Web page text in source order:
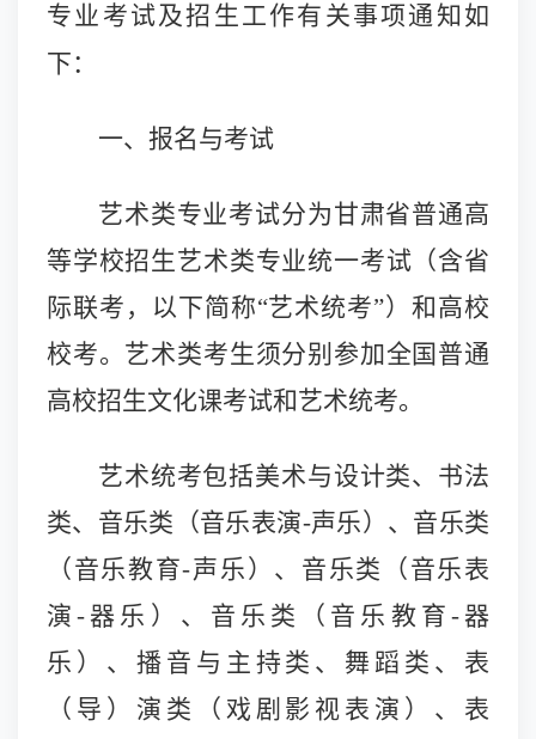
专业考试及招生工作有关事项通知如
下：
一、报名与考试
艺术类专业考试分为甘肃省普通高
等学校招生艺术类专业统一考试（含省
际联考，以下简称“艺术统考”）和高校
校考。艺术类考生须分别参加全国普通
高校招生文化课考试和艺术统考。
艺术统考包括美术与设计类、书法
类、音乐类（音乐表演-声乐）、音乐类
（音乐教育-声乐）、音乐类（音乐表
演-器乐）、音乐类（音乐教育-器
乐）、播音与主持类、舞蹈类、表
（导）演类（戏剧影视表演）、表